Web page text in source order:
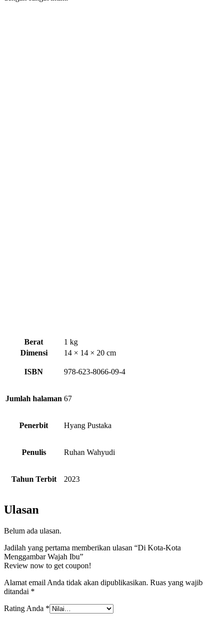
Berat
1 kg
Dimensi
14 × 14 × 20 cm
ISBN 978-623-8066-09-4
Jumlah halaman 67
Penerbit Hyang Pustaka
Penulis Ruhan Wahyudi
Tahun Terbit 2023
Ulasan
Belum ada ulasan.
Jadilah yang pertama memberikan ulasan “Di Kota-Kota
Menggambar Wajah Ibu”
Review now to get coupon!
Alamat email Anda tidak akan dipublikasikan. Ruas yang wajib
ditandai *
Rating Anda *